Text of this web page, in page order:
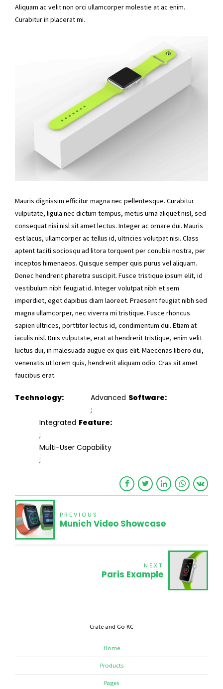
Aliquam ac velit non orci ullamcorper molestie at ac enim.
Curabitur in placerat mi.
Mauris dignissim efficitur magna nec pellentesque. Curabitur
vulputate, ligula nec dictum tempus, metus urna aliquet nisl, sed
consequat nisi nisl sit amet lectus. Integer ac ornare dui. Mauris
est lacus, ullamcorper ac tellus id, ultricies volutpat nisi. Class
aptent taciti sociosqu ad litora torquent per conubia nostra, per
inceptos himenaeos. Quisque semper quis purus vel aliquam.
Donec hendrerit pharetra suscipit. Fusce tristique ipsum elit, id
vestibulum nibh feugiat id. Integer volutpat nibh et sem
imperdiet, eget dapibus diam laoreet. Praesent feugiat nibh sed
magna ullamcorper, nec viverra mi tristique. Fusce rhoncus
sapien ultrices, porttitor lectus id, condimentum dui. Etiam at
iaculis nisl. Duis vulputate, erat at hendrerit tristique, enim velit
luctus dui, in malesuada augue ex quis elit. Maecenas libero dui,
venenatis ut lorem quis, hendrerit aliquam odio. Cras sit amet
faucibus erat.
Technology Advanced Software
Integrated Feature
Multi-User Capability
PREVIOUS
Munich Video Showcase
NEXT
Paris Example
Crate and Go KC
Home
Products
Pages